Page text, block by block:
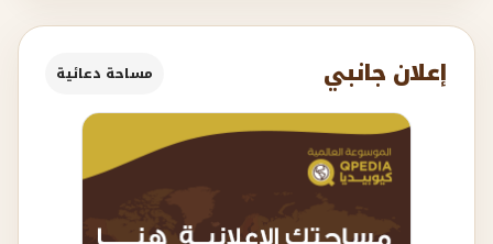
إعلان جانبي مساحة دعائية